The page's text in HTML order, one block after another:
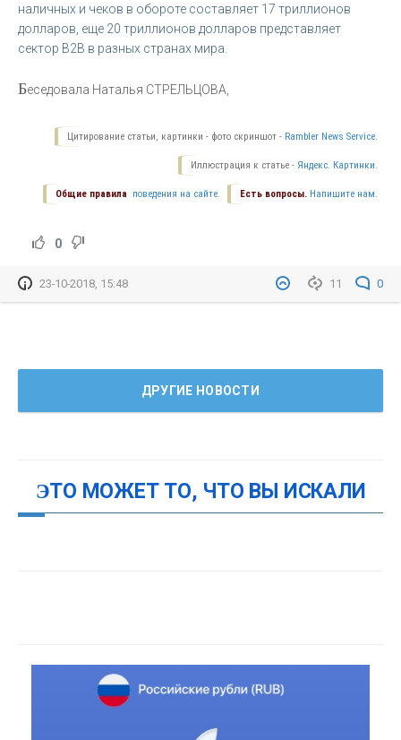
наличных и чеков в обороте составляет 17 триллионов
долларов, еще 20 триллионов долларов представляет
сектор B2B в разных странах мира.
Беседовала Наталья СТРЕЛЬЦОВА,
Цитирование статьи, картинки - фото скриншот - Rambler News Service.
Иллюстрация к статье - Яндекс. Картинки.
Есть вопросы. Напишите нам.
Общие правила поведения на сайте.
0
11 0
23-10-2018, 15:48
ДРУГИЕ НОВОСТИ
ЭТО МОЖЕТ ТО, ЧТО ВЫ ИСКАЛИ